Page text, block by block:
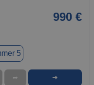
990 €
5
➦ ➜